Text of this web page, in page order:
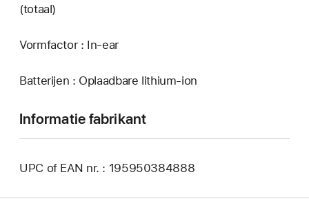
(totaal)
Vormfactor : In-ear
Batterijen : Oplaadbare lithium-ion
Informatie fabrikant
UPC of EAN nr. : 195950384888